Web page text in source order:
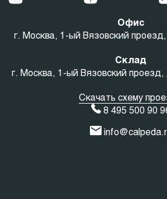
Офис
г. Москва, 1-ый Вязовский
Склад
г. Москва, 1-ый Вязовский
Скачать схему
8 495 500 90